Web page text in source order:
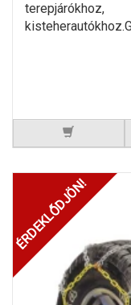
ÉRDEKLŐDJÖN!